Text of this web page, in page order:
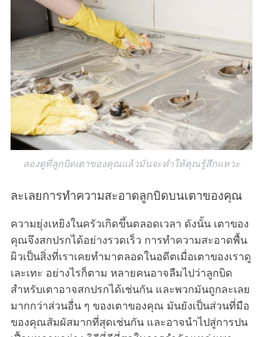
ลองดูที่ลูกบิดเตาของคุณแล้วมันจะทำให้คุณรู้สึกแหวะ
ละเลยการทำความสะอาดลูกบิดบนเตาของคุณ
ความยุ่งเหยิงในครัวเกิดขึ้นตลอดเวลา ดังนั้น เตาของ
คุณจึงสกปรกได้อย่างรวดเร็ว การทำความสะอาดพื้น
ผิวเป็นสิ่งที่เราเคยทำมาตลอดในอดีตเมื่อเตาของเราดู
เละเทะ อย่างไรก็ตาม หลายคนอาจลืมไปว่าลูกบิด
สำหรับเตาอาจสกปรกได้เช่นกัน และพวกมันถูกละเลย
มากกว่าส่วนอื่น ๆ ของเตาของคุณ มันยังเป็นส่วนที่มือ
ของคุณสัมผัสมากที่สุดเช่นกัน และอาจนำไปสู่การปน